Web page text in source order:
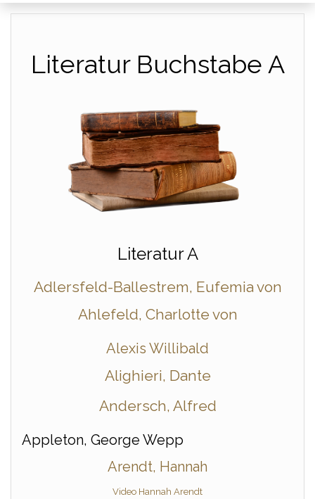
Literatur Buchstabe A
Literatur A
Adlersfeld-Ballestrem, Eufemia von
Ahlefeld, Charlotte von
Alexis Willibald
Alighieri, Dante
Andersch, Alfred
Appleton, George Wepp
Arendt, Hannah
Video Hannah Arendt